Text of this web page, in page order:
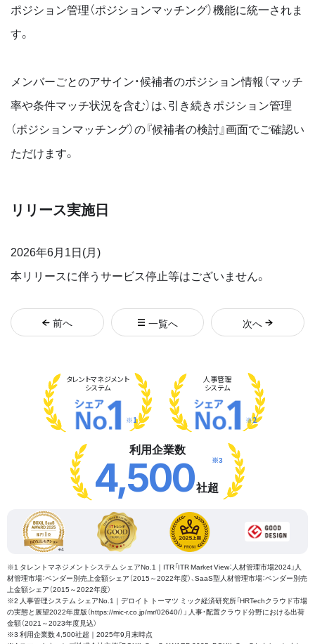
ポジション管理（ポジションマッチング）機能に統一されま
す。
メンバーごとのアサイン・候補者のポジション情報（マッチ
率や条件マッチ状況を含む）は、引き続きポジション管理
（ポジションマッチング）の『候補者の検討』画面でご確認い
ただけます。
リリース実施日
2026年6月1日(月)
本リリースに伴うサービス停止等はございません。
前へ 一覧へ 次へ
タレントマネジメント
システム
※1
人事管理
システム
※2
利用企業数
4,500社超
※3
※1 タレントマネジメントシステム シェアNo.1｜ITR「ITR Market View：人材管理市場2024」人
材管理市場：ベンダー別売上金額シェア（2015～2022年度）、SaaS型人材管理市場：ベンダー別売
上金額シェア（2015～2022年度）
※2 人事管理システム シェアNo.1｜デロイト トーマツ ミック経済研究所「HRTechクラウド市場
の実態と展望2022年度版（https://mic-r.co.jp/mr/02640/）」 人事・配置クラウド分野における出荷
金額（2021～2023年度見込）
※3 利用企業数 4,500社超｜2025年9月末時点